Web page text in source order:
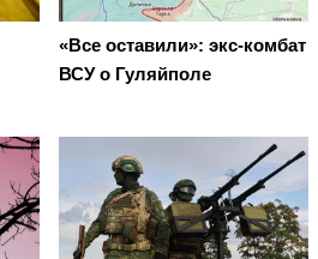
«Все оставили»: экс-комбат
ВСУ о Гуляйполе